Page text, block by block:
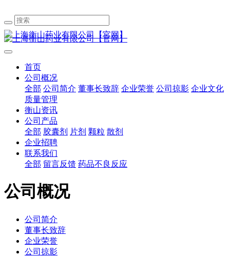
首页
公司概况
全部 公司简介 董事长致辞 企业荣誉 公司掠影 企业文化
质量管理
衡山资讯
公司产品
全部 胶囊剂 片剂 颗粒 散剂
企业招聘
联系我们
全部 留言反馈 药品不良反应
公司概况
公司简介
董事长致辞
企业荣誉
公司掠影